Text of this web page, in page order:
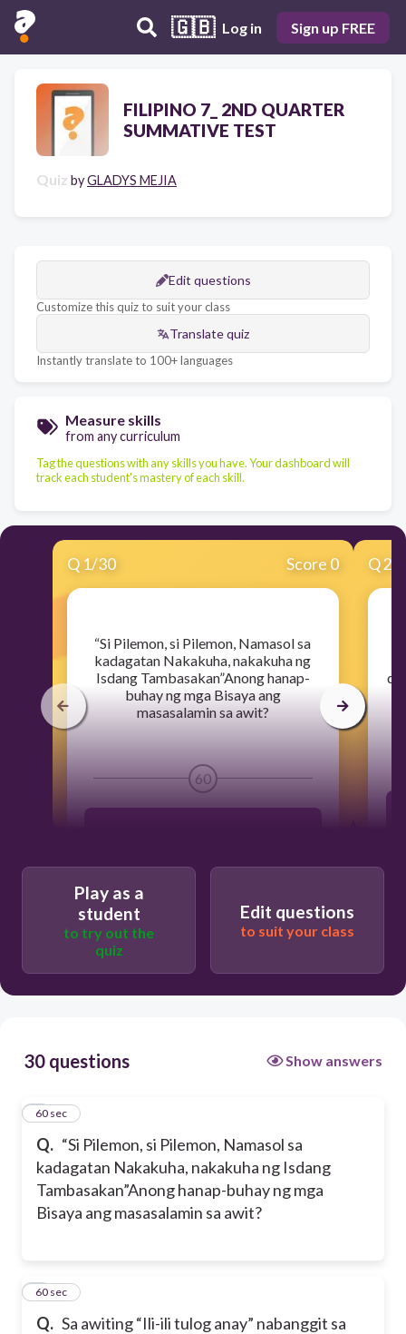
🇬🇧 Log in Sign up FREE
FILIPINO 7_ 2ND QUARTER
SUMMATIVE TEST
Quiz byGLADYS MEJIA
Edit questions
Customize this quiz to suit your class
Translate quiz
Instantly translate to 100+ languages
Measure skills
from any curriculum
Tag the questions with any skills you have. Your dashboard will
track each student's mastery of each skill.
Q 1/30 Score 0
​“Si Pilemon, si Pilemon, Namasol sa
kadagatan Nakakuha, nakakuha ng
Isdang Tambasakan”Anong hanap-
buhay ng mga Bisaya ang
masasalamin sa awit?
60
Q2
Play as a
student
to try out the
quiz
Edit questions
to suit your class
30 questions Show answers
Q. “Si Pilemon, si Pilemon, Namasol sa
kadagatan Nakakuha, nakakuha ng Isdang
Tambasakan”Anong hanap-buhay ng mga
Bisaya ang masasalamin sa awit?
160 sec
Q. Sa awiting “Ili-ili tulog anay” nabanggit sa
260 sec